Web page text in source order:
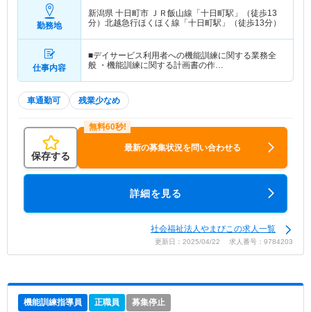
勤務地
新潟県 十日町市 ＪＲ飯山線「十日町駅」（徒歩13
分）北越急行ほくほく線「十日町駅」（徒歩13分）
仕事内容
■デイサービス利用者への機能訓練に関する業務全
般 ・機能訓練に関する計画書の作…
車通勤可 残業少なめ
保存する
最新の募集状況を問い合わせる
詳細を見る
社会福祉法人やまびこの求人一覧
更新日：2025/04/22 求人番号：9784203
機能訓練指導員 正職員 募集停止